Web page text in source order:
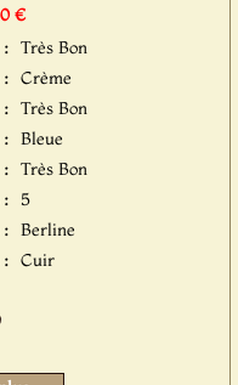
€
: Très Bon
: Crème
: Très Bon
: Bleue
: Très Bon
: 5
: Berline
: Cuir